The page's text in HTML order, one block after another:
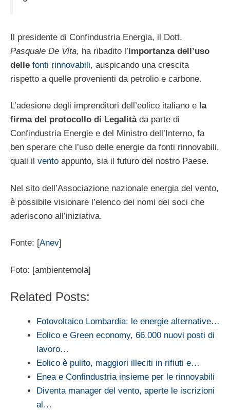
Il presidente di Confindustria Energia, il Dott.
Pasquale De Vita, ha ribadito l’importanza dell’uso
delle fonti rinnovabili, auspicando una crescita
rispetto a quelle provenienti da petrolio e carbone.
L’adesione degli imprenditori dell’eolico italiano e la
firma del protocollo di Legalitàda parte di
Confindustria Energie e del Ministro dell’Interno, fa
ben sperare che l’uso delle energie da fonti rinnovabili,
quali il vento appunto, sia il futuro del nostro Paese.
Nel sito dell’Associazione nazionale energia del vento,
è possibile visionare l’elenco dei nomi dei soci che
aderiscono all’iniziativa.
Fonte: [Anev]
Foto: [ambientemola]
Related Posts:
Fotovoltaico Lombardia: le energie alternative…
Eolico e Green economy, 66.000 nuovi posti di
lavoro…
Eolico è pulito, maggiori illeciti in rifiuti e…
Enea e Confindustria insieme per le rinnovabili
Diventa manager del vento, aperte le iscrizioni
al…